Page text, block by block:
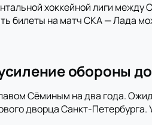
хоккейной лиги
билеты на матч СКА — Лада
обороны
Сёминым на два года.
дворца Санкт-Петербурга.